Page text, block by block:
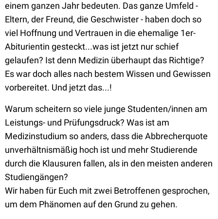
einem ganzen Jahr bedeuten. Das ganze Umfeld -
Eltern, der Freund, die Geschwister - haben doch so
viel Hoffnung und Vertrauen in die ehemalige 1er-
Abiturientin gesteckt...was ist jetzt nur schief
gelaufen? Ist denn Medizin überhaupt das Richtige?
Es war doch alles nach bestem Wissen und Gewissen
vorbereitet. Und jetzt das...!
Warum scheitern so viele junge Studenten/innen am
Leistungs- und Prüfungsdruck? Was ist am
Medizinstudium so anders, dass die Abbrecherquote
unverhältnismäßig hoch ist und mehr Studierende
durch die Klausuren fallen, als in den meisten anderen
Studiengängen?
Wir haben für Euch mit zwei Betroffenen gesprochen,
um dem Phänomen auf den Grund zu gehen.